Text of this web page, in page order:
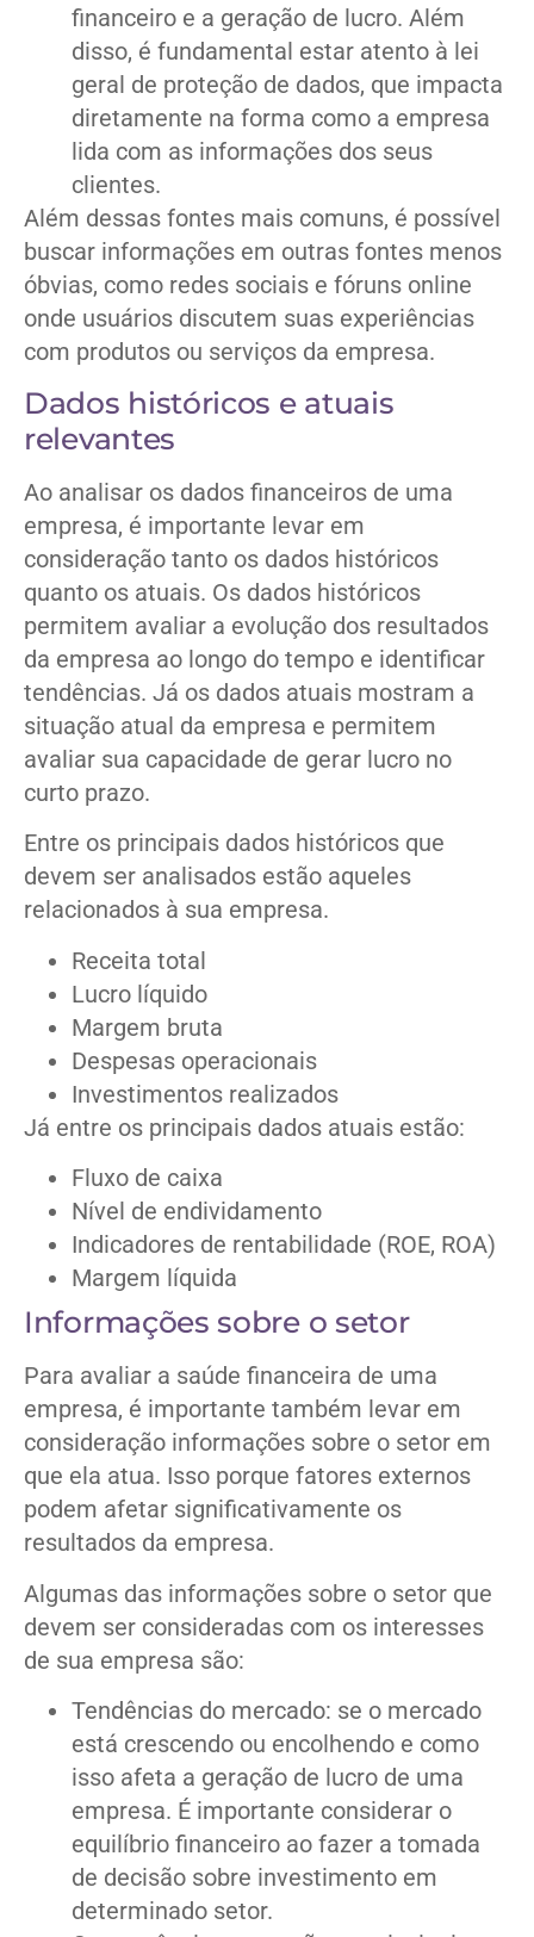
financeiro e a geração de lucro. Além
disso, é fundamental estar atento à lei
geral de proteção de dados, que impacta
diretamente na forma como a empresa
lida com as informações dos seus
clientes.
Além dessas fontes mais comuns, é possível
buscar informações em outras fontes menos
óbvias, como redes sociais e fóruns online
onde usuários discutem suas experiências
com produtos ou serviços da empresa.
Dados históricos e atuais
relevantes
Ao analisar os dados financeiros de uma
empresa, é importante levar em
consideração tanto os dados históricos
quanto os atuais. Os dados históricos
permitem avaliar a evolução dos resultados
da empresa ao longo do tempo e identificar
tendências. Já os dados atuais mostram a
situação atual da empresa e permitem
avaliar sua capacidade de gerar lucro no
curto prazo.
Entre os principais dados históricos que
devem ser analisados estão aqueles
relacionados à sua empresa.
Receita total
Lucro líquido
Margem bruta
Despesas operacionais
Investimentos realizados
Já entre os principais dados atuais estão:
Fluxo de caixa
Nível de endividamento
Indicadores de rentabilidade (ROE, ROA)
Margem líquida
Informações sobre o setor
Para avaliar a saúde financeira de uma
empresa, é importante também levar em
consideração informações sobre o setor em
que ela atua. Isso porque fatores externos
podem afetar significativamente os
resultados da empresa.
Algumas das informações sobre o setor que
devem ser consideradas com os interesses
de sua empresa são:
Tendências do mercado: se o mercado
está crescendo ou encolhendo e como
isso afeta a geração de lucro de uma
empresa. É importante considerar o
equilíbrio financeiro ao fazer a tomada
de decisão sobre investimento em
determinado setor.